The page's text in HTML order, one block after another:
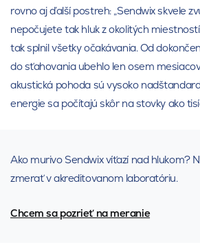
rovno aj ďalší postreh: „Sendwix skvele
nepočujete tak hluk z okolitých
tak splnil všetky očakávania. Od
do sťahovania ubehlo len osem
akustická pohoda sú vysoko
energie sa počítajú skôr na stovky ako
Ako murivo Sendwix víťazí nad hlukom?
zmerať v akreditovanom laboratóriu.
Chcem sa pozrieť na meranie